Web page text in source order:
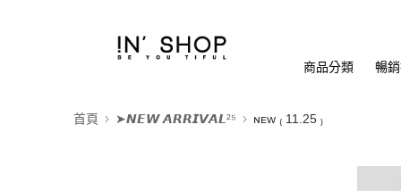
商品分類 暢
首頁 ➤𝙉𝙀𝙒 𝘼𝙍𝙍𝙄𝙑𝘼𝙇²⁵ ɴᴇᴡ ₍ 11.25 ₎